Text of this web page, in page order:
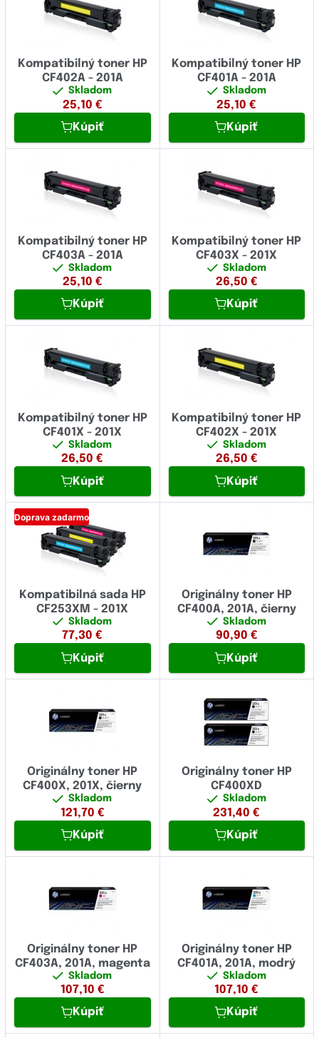
Kompatibilný toner HP
CF402A - 201A
Skladom
25,10 €
Kúpiť
Kompatibilný toner HP
CF401A - 201A
Skladom
25,10 €
Kúpiť
Kompatibilný toner HP
CF403A - 201A
Skladom
25,10 €
Kúpiť
Kompatibilný toner HP
CF403X - 201X
Skladom
26,50 €
Kúpiť
Kompatibilný toner HP
CF401X - 201X
Skladom
26,50 €
Kúpiť
Kompatibilný toner HP
CF402X - 201X
Skladom
26,50 €
Kúpiť
Doprava zadarmo
Kompatibilná sada HP
CF253XM - 201X
Skladom
77,30 €
Kúpiť
Originálny toner HP
CF400A, 201A, čierny
Skladom
90,90 €
Kúpiť
Originálny toner HP
CF400X, 201X, čierny
Skladom
121,70 €
Kúpiť
Originálny toner HP
CF400XD
Skladom
231,40 €
Kúpiť
Originálny toner HP
CF403A, 201A, magenta
Skladom
107,10 €
Kúpiť
Originálny toner HP
CF401A, 201A, modrý
Skladom
107,10 €
Kúpiť